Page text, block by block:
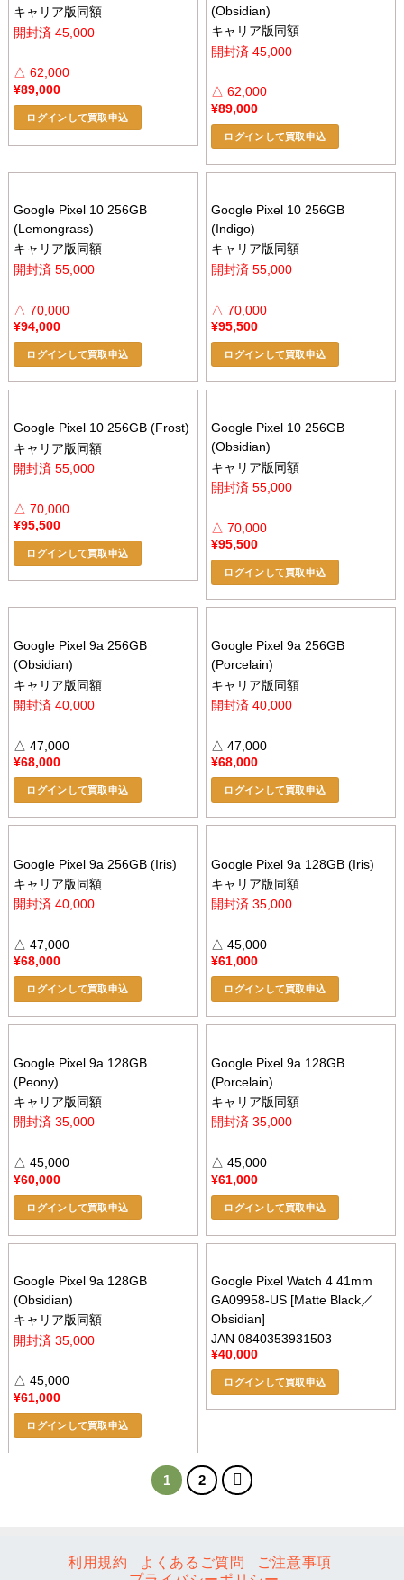
キャリア版同額
開封済 45,000
△ 62,000
¥89,000
ログインして買取申込
(Obsidian)
キャリア版同額
開封済 45,000
△ 62,000
¥89,000
ログインして買取申込
Google Pixel 10 256GB
(Lemongrass)
キャリア版同額
開封済 55,000
△ 70,000
¥94,000
ログインして買取申込
Google Pixel 10 256GB
(Indigo)
キャリア版同額
開封済 55,000
△ 70,000
¥95,500
ログインして買取申込
Google Pixel 10 256GB (Frost)
キャリア版同額
開封済 55,000
△ 70,000
¥95,500
ログインして買取申込
Google Pixel 10 256GB
(Obsidian)
キャリア版同額
開封済 55,000
△ 70,000
¥95,500
ログインして買取申込
Google Pixel 9a 256GB
(Obsidian)
キャリア版同額
開封済 40,000
△ 47,000
¥68,000
ログインして買取申込
Google Pixel 9a 256GB
(Porcelain)
キャリア版同額
開封済 40,000
△ 47,000
¥68,000
ログインして買取申込
Google Pixel 9a 256GB (Iris)
キャリア版同額
開封済 40,000
△ 47,000
¥68,000
ログインして買取申込
Google Pixel 9a 128GB (Iris)
キャリア版同額
開封済 35,000
△ 45,000
¥61,000
ログインして買取申込
Google Pixel 9a 128GB
(Peony)
キャリア版同額
開封済 35,000
△ 45,000
¥60,000
ログインして買取申込
Google Pixel 9a 128GB
(Porcelain)
キャリア版同額
開封済 35,000
△ 45,000
¥61,000
ログインして買取申込
Google Pixel 9a 128GB
(Obsidian)
キャリア版同額
開封済 35,000
△ 45,000
¥61,000
ログインして買取申込
Google Pixel Watch 4 41mm
GA09958-US [Matte Black／
Obsidian]
JAN 0840353931503
¥40,000
ログインして買取申込
1 2
利用規約 よくあるご質問
ご注意事項